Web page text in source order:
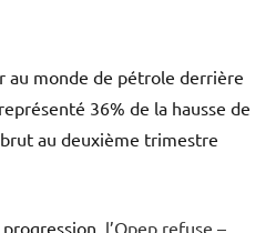
au monde de pétrole derrière
36% de la hausse de
au deuxième trimestre
l’Opep refuse –